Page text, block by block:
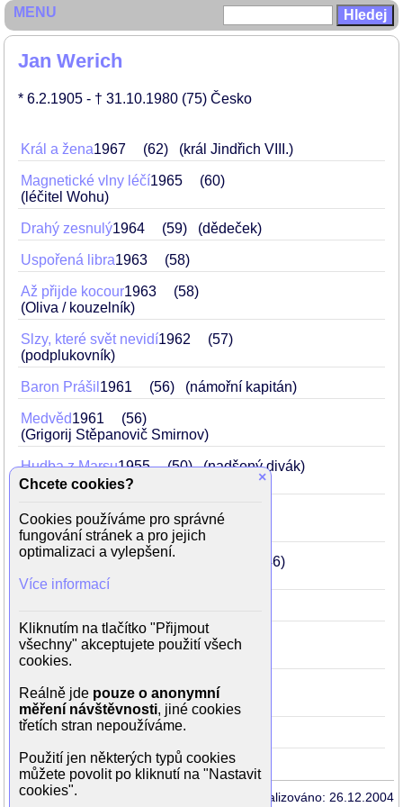
Jan Werich
* 6.2.1905 - † 31.10.1980 (75) Česko
Král a žena1967 62 (král Jindřich VIII.)
Magnetické vlny léčí1965
60
(léčitel Wohu)
Drahý zesnulý1964 59 (dědeček)
Uspořená libra1963 58
Až přijde kocour1963
58
(Oliva / kouzelník)
Slzy, které svět nevidí1962
57
(podplukovník)
Baron Prášil 1961 56 (námořní kapitán)
Medvěd1961
56
(Grigorij Stěpanovič Smirnov)
Hudba z Marsu1955 50 (nadšený divák)
Byl jednou jeden král...1954
49
(Král Já I.)
Císařův pekař a pekařův císař
46
(Rudolf II. / pekař Matěj)
Hej-Rup! 1934
29
(továrník Jakub Simonides)
Peníze nebo život 1932
27
(plavčík Tonda)
1931
Aktualizováno: 26.12.2004
MENU
×
Chcete cookies?
Cookies používáme pro správné
fungování stránek a pro jejich
optimalizaci a vylepšení.
Více informací
Kliknutím na tlačítko "Přijmout
všechny" akceptujete použití všech
cookies.
Reálně jde pouze o anonymní
měření návštěvnosti, jiné cookies
třetích stran nepoužíváme.
Použití jen některých typů cookies
můžete povolit po kliknutí na "Nastavit
cookies".